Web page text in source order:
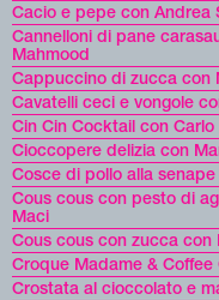
Cacio e pepe con Andrea
Cannelloni di pane
Mahmood
Cappuccino di zucca con
Cavatelli ceci e vongole
Cin Cin Cocktail con
Cioccopere delizia con
Cosce di pollo alla
Cous cous con pesto di
Maci
Cous cous con zucca con
Croque Madame &
Crostata al cioccolato e